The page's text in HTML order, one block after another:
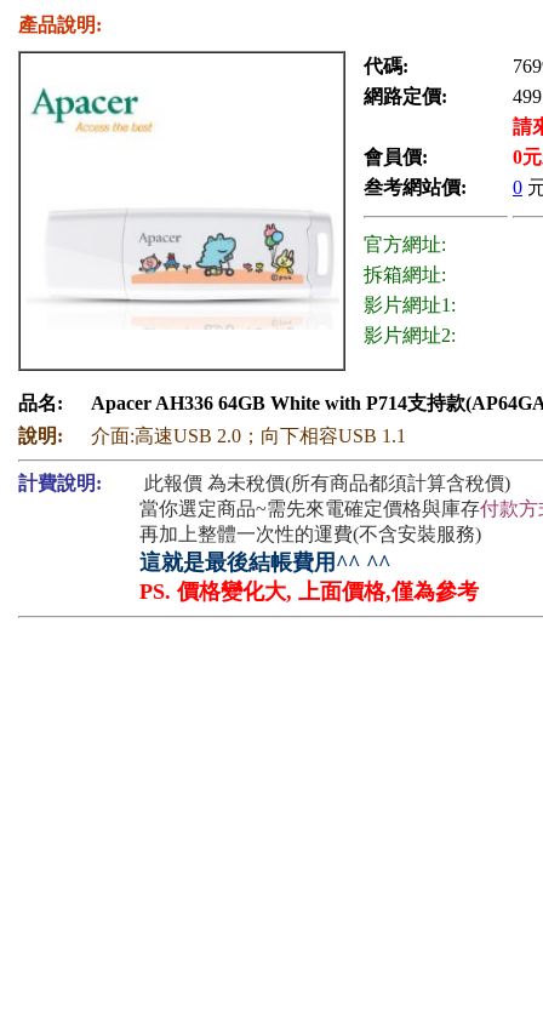
產品說明:
代碼:
網路定價:
499
請
會員價:
0
叁考網站價:
0
官方網址:
拆箱網址:
影片網址1:
影片網址2:
品名:
Apacer AH336 64GB White with P714支持款
說明:
介面:高速USB 2.0；向下相容USB 1.1
計費說明:
此報價 為未稅價(所有商品都須計算含稅價)
當你選定商品~需先來電確定價格與庫存付款方
再加上整體一次性的運費(不含安裝服務)
這就是最後結帳費用^^ ^^
PS. 價格變化大, 上面價格,僅為參考